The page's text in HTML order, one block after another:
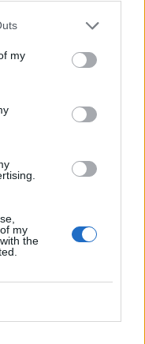
my
my
the
τα κορίτσια
ή κάποιων
20 γιατροί
17χρονο
με την